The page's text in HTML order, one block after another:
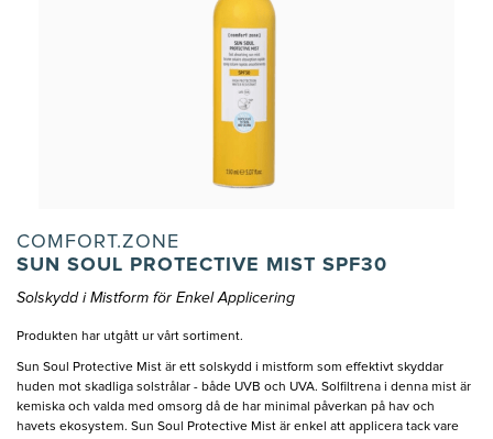
COMFORT.ZONE
SUN SOUL PROTECTIVE MIST SPF30
Solskydd i Mistform för Enkel Applicering
Produkten har utgått ur vårt sortiment.
Sun Soul Protective Mist är ett solskydd i mistform som effektivt skyddar
huden mot skadliga solstrålar - både UVB och UVA. Solfiltrena i denna mist är
kemiska och valda med omsorg då de har minimal påverkan på hav och
havets ekosystem. Sun Soul Protective Mist är enkel att applicera tack vare